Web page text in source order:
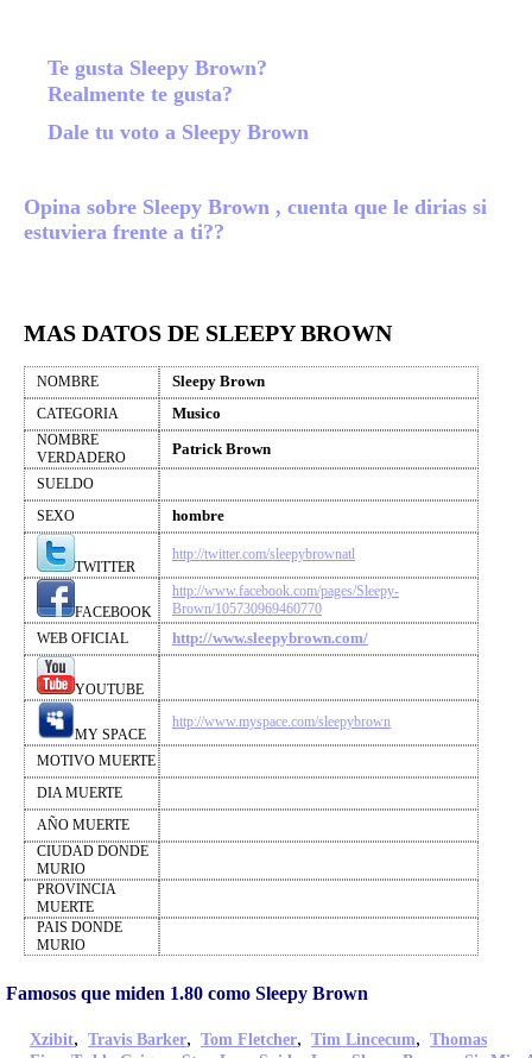
Te gusta Sleepy Brown?
Realmente te gusta?
Dale tu voto a Sleepy Brown
Opina sobre Sleepy Brown , cuenta que le dirias si
estuviera frente a ti??
MAS DATOS DE SLEEPY BROWN
NOMBRE Sleepy Brown
CATEGORIA Musico
NOMBRE
VERDADERO
Patrick Brown
SUELDO
SEXO
hombre
TWITTER
http://twitter.com/sleepybrownatl
FACEBOOK
http://www.facebook.com/pages/Sleepy-
Brown/105730969460770
WEB OFICIAL
http://www.sleepybrown.com/
YOUTUBE
MY SPACE
http://www.myspace.com/sleepybrown
MOTIVO MUERTE
DIA MUERTE
AÑO MUERTE
CIUDAD DONDE
MURIO
PROVINCIA
MUERTE
PAIS DONDE
MURIO
Famosos que miden 1.80 como Sleepy Brown
Xzibit, Travis Barker, Tom Fletcher, Tim Lincecum, Thomas